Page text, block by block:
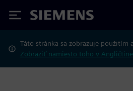
Siemens
Táto stránka sa zobrazuje použitím
Zobraziť namiesto toho v